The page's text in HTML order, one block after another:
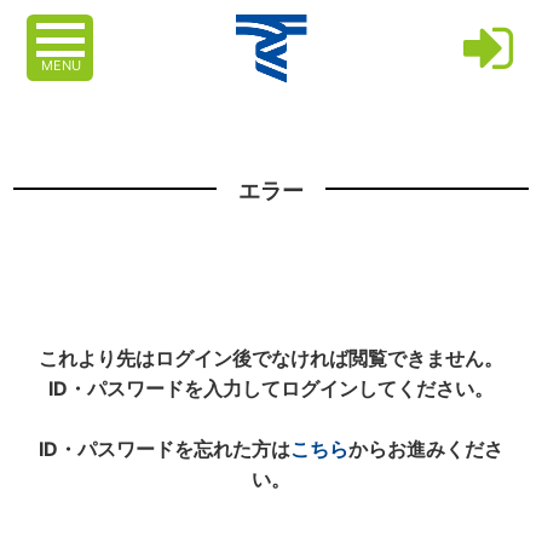
MENU
エラー
これより先はログイン後でなければ閲覧できません。
ID・パスワードを入力してログインしてください。
ID・パスワードを忘れた方はこちらからお進みくださ
い。